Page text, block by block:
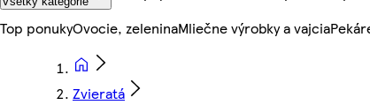
Top ponukyOvocie, zeleninaMliečne výrobky a vajcia
Zvieratá